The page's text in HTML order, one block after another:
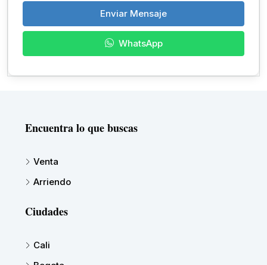
Enviar Mensaje
WhatsApp
Encuentra lo que buscas
Venta
Arriendo
Ciudades
Cali